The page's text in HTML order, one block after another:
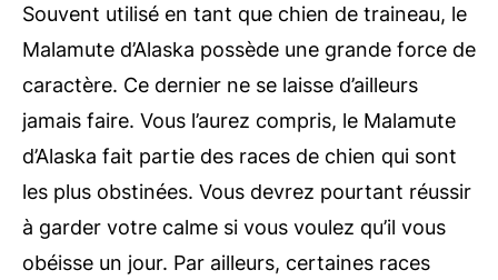
Souvent utilisé en tant que chien de traineau, le
Malamute d’Alaska possède une grande force de
caractère. Ce dernier ne se laisse d’ailleurs
jamais faire. Vous l’aurez compris, le Malamute
d’Alaska fait partie des races de chien qui sont
les plus obstinées. Vous devrez pourtant réussir
à garder votre calme si vous voulez qu’il vous
obéisse un jour. Par ailleurs, certaines races